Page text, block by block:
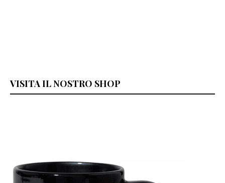
VISITA IL NOSTRO SHOP